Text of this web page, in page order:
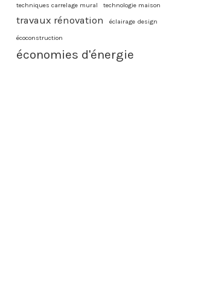
techniques carrelage mural technologie maison
travaux rénovation éclairage design
écoconstruction
économies d'énergie